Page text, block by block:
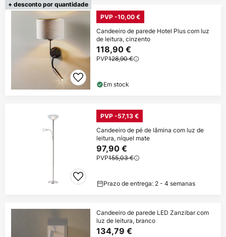
+ desconto por quantidade
PVP -10,00 €
Candeeiro de parede Hotel Plus com luz
de leitura, cinzento
118,90 €
PVP128,90 €
Em stock
PVP -57,13 €
Candeeiro de pé de lâmina com luz de
leitura, níquel mate
97,90 €
PVP155,03 €
Prazo de entrega: 2 - 4 semanas
Candeeiro de parede LED Zanzibar com
luz de leitura, branco
134,79 €